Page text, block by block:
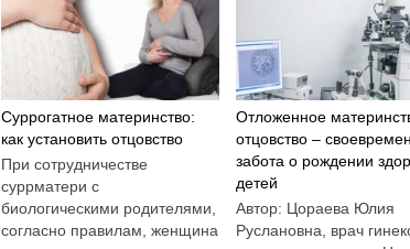
Суррогатное материнство:
как установить отцовство
При сотрудничестве
суррматери с
биологическими родителями,
согласно правилам, женщина
Отложенное
отцовство –
забота о рождении
детей
Автор: Цораева Юлия
Руслановна, врач